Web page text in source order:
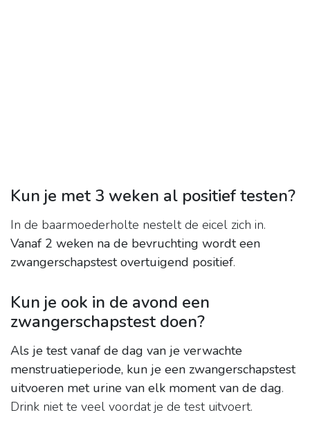
Kun je met 3 weken al positief testen?
In de baarmoederholte nestelt de eicel zich in.
Vanaf 2 weken na de bevruchting wordt een
zwangerschapstest overtuigend positief.
Kun je ook in de avond een
zwangerschapstest doen?
Als je test vanaf de dag van je verwachte
menstruatieperiode, kun je een zwangerschapstest
uitvoeren met urine van elk moment van de dag.
Drink niet te veel voordat je de test uitvoert.